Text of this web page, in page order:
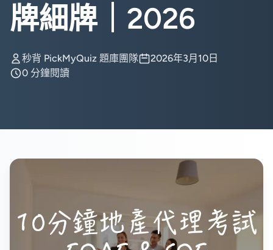
牌細牌｜2026
秒背 PickMyQuiz 題庫團隊
2026年3月10日
0 分鐘閱讀